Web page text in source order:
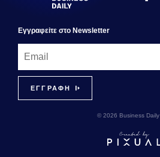
Εγγραφεiτε στο Newsletter
© 2026 Business Daily